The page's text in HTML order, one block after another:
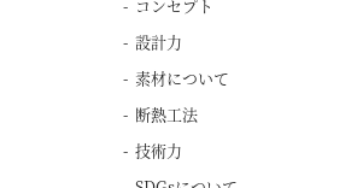
コンセプト
設計力
素材について
断熱工法
技術力